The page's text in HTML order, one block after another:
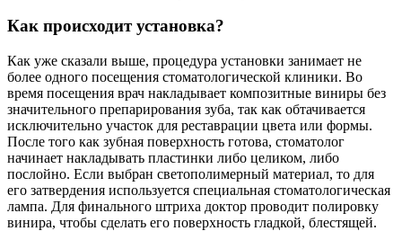
Как происходит установка?
Как уже сказали выше, процедура установки занимает не
более одного посещения стоматологической клиники. Во
время посещения врач накладывает композитные виниры без
значительного препарирования зуба, так как обтачивается
исключительно участок для реставрации цвета или формы.
После того как зубная поверхность готова, стоматолог
начинает накладывать пластинки либо целиком, либо
послойно. Если выбран светополимерный материал, то для
его затвердения используется специальная стоматологическая
лампа. Для финального штриха доктор проводит полировку
винира, чтобы сделать его поверхность гладкой, блестящей.